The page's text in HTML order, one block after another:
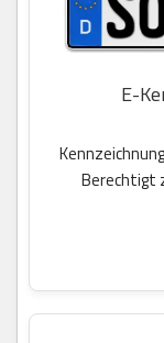
E-
Berechtigt